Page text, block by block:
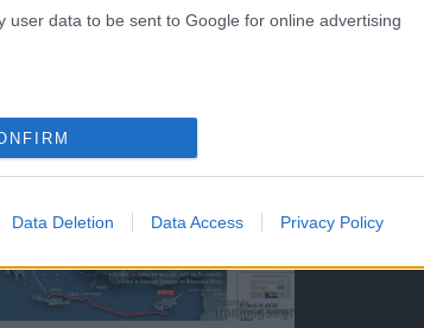
user data to be sent to Google for online advertising
Data Deletion Data Access Privacy Policy